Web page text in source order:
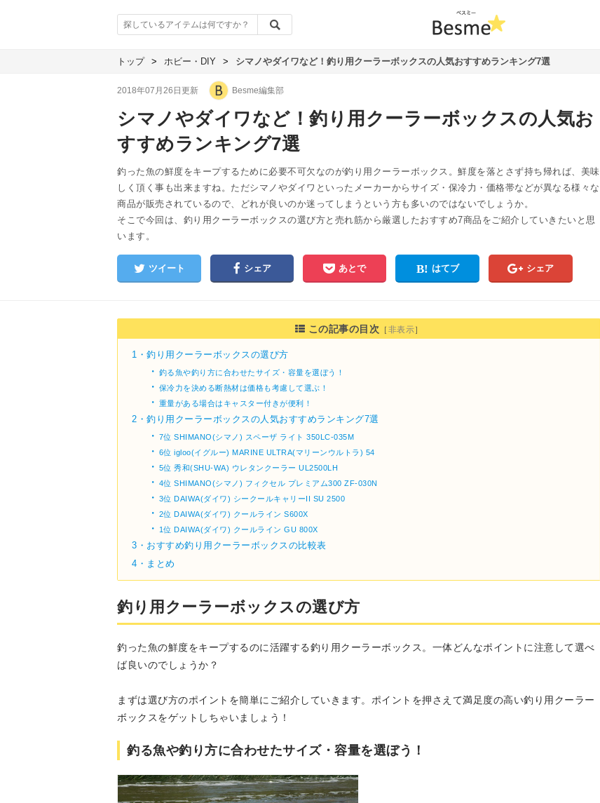
トップ > ホビー・DIY > シマノやダイワなど！釣り用クーラーボックスの人気おすすめランキング7選
2018年07月26日更新 Besme編集部
シマノやダイワなど！釣り用クーラーボックスの人気お
すすめランキング7選
釣った魚の鮮度をキープするために必要不可欠なのが釣り用クーラーボックス。鮮度を落とさず持ち帰れば、美味
しく頂く事も出来ますね。ただシマノやダイワといったメーカーからサイズ・保冷力・価格帯などが異なる様々な
商品が販売されているので、どれが良いのか迷ってしまうという方も多いのではないでしょうか。
そこで今回は、釣り用クーラーボックスの選び方と売れ筋から厳選したおすすめ7商品をご紹介していきたいと思
います。
ツイート シェア あとで はてブ シェア
この記事の目次 ［ 非表示］
1・ 釣り用クーラーボックスの選び方
・ 釣る魚や釣り方に合わせたサイズ・容量を選ぼう！
・ 保冷力を決める断熱材は価格も考慮して選ぶ！
・ 重量がある場合はキャスター付きが便利！
2・ 釣り用クーラーボックスの人気おすすめランキング7選
・ 7位 SHIMANO(シマノ) スペーザ ライト 350LC-035M
・ 6位 igloo(イグルー) MARINE ULTRA(マリーンウルトラ) 54
・ 5位 秀和(SHU-WA) ウレタンクーラー UL2500LH
・ 4位 SHIMANO(シマノ) フィクセル プレミアム300 ZF-030N
・ 3位 DAIWA(ダイワ) シークールキャリーII SU 2500
・ 2位 DAIWA(ダイワ) クールライン S600X
・ 1位 DAIWA(ダイワ) クールライン GU 800X
3・ おすすめ釣り用クーラーボックスの比較表
4・ まとめ
釣り用クーラーボックスの選び方
釣った魚の鮮度をキープするのに活躍する釣り用クーラーボックス。一体どんなポイントに注意して選べ
ば良いのでしょうか？
まずは選び方のポイントを簡単にご紹介していきます。ポイントを押さえて満足度の高い釣り用クーラー
ボックスをゲットしちゃいましょう！
釣る魚や釣り方に合わせたサイズ・容量を選ぼう！